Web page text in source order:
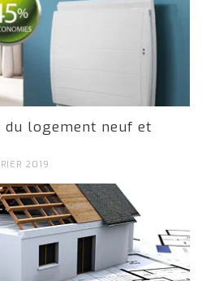
du logement neuf et
2019